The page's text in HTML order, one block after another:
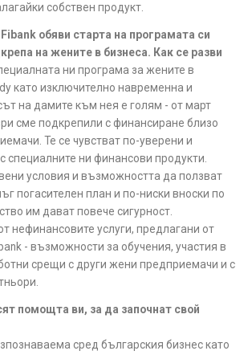
собствен продукт.
обяви старта на програмата си
на жените в бизнеса. Как се разви
ни програма за жените в
като изключително навременна и
на дамите към нея е голям - от март
сме подкрепили с финансиране близо
Те се чувстват по-уверени и
специалните ни финансови продукти.
условия и възможността да ползват
погасителен план и по-ниски вноски по
им дават повече сигурност.
нефинансовите услуги, предлагани от
- възможности за обучения, участия в
срещи с други жени предприемачи и с
помощта ви, за да започнат свой
сред българския бизнес като